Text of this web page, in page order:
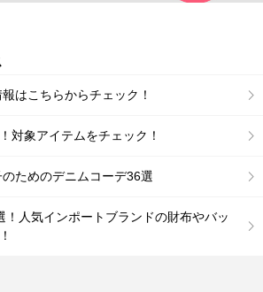
はこちらからチェック！
対象アイテムをチェック！
のためのデニムコーデ36選
！人気インポートブランドの財布やバッ